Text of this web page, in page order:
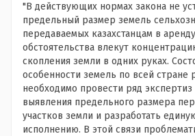
"В действующих нормах закона не
предельный размер земель
передаваемых казахстанцам в
обстоятельства влекут
скопления земли в одних руках.
особенности земель по всей стране
необходимо провести ряд экспертиз
выявления предельного размера
участков земли и разработать
исполнению. В этой связи